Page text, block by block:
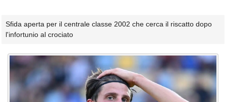
Sfida aperta per il centrale classe 2002 che cerca il riscatto dopo
l'infortunio al crociato